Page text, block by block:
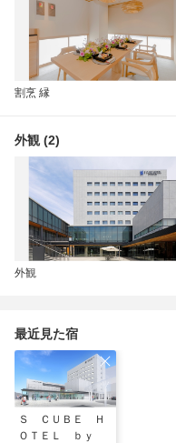
割烹 縁
外観 (2)
外観
最近見た宿
Ｓ ＣＵＢＥ Ｈ
ＯＴＥＬ ｂｙ